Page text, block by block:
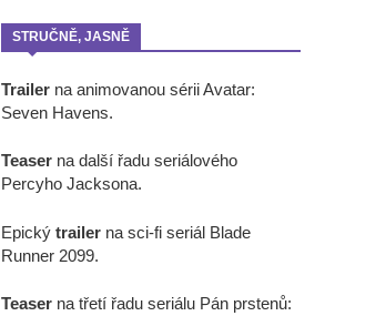
STRUČNĚ, JASNĚ
Trailer na animovanou sérii Avatar:
Seven Havens.
Teaser na další řadu seriálového
Percyho Jacksona.
Epický trailer na sci-fi seriál Blade
Runner 2099.
Teaser na třetí řadu seriálu Pán prstenů: